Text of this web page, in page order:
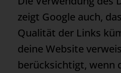
zeigt Google auch,
Qualität der Links
deine Website
berücksichtigt, wenn